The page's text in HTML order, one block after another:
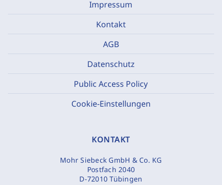
Impressum
Kontakt
AGB
Datenschutz
Public Access Policy
Cookie-Einstellungen
KONTAKT
Mohr Siebeck GmbH & Co. KG
Postfach 2040
D-72010 Tübingen